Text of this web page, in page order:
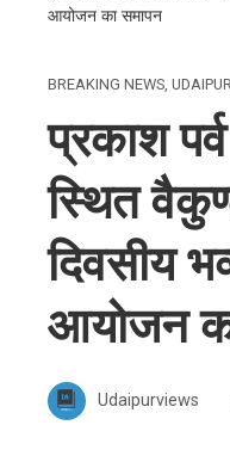
आयोजन का समापन
BREAKING NEWS,
प्रकाश
स्थित
दिवसीय
आयोजन
Udaipurviews